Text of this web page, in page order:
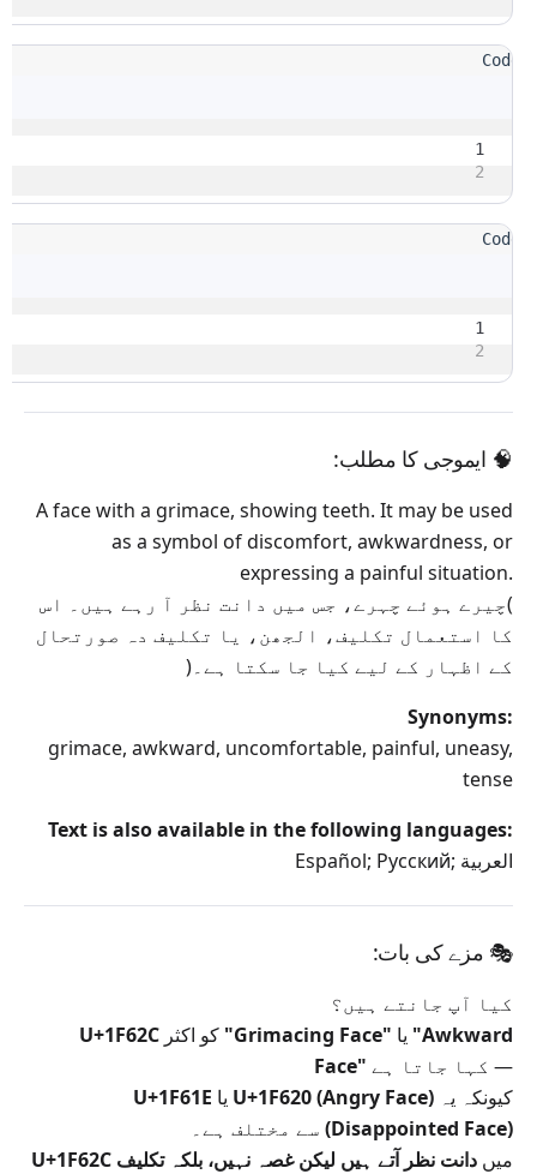
1
2
1
2
🧠 ایموجی کا مطلب:
A face with a grimace, showing teeth. It may be used
as a symbol of discomfort, awkwardness, or
expressing a painful situation.
(چیرے ہوئے چہرے، جس میں دانت نظر آ رہے ہیں۔ اس
کا استعمال تکلیف، الجھن، یا تکلیف دہ صورتحال
کے اظہار کے لیے کیا جا سکتا ہے۔)
Synonyms:
grimace, awkward, uncomfortable, painful, uneasy,
tense
Text is also available in the following languages:
Español; Русский; العربية
🎭 مزے کی بات:
کیا آپ جانتے ہیں؟
U+1F62C
"Grimacing Face"
"Awkward
Face"
کہا جاتا ہے —
کیونکہ یہ U+1F620 (Angry Face) یا U+1F61E
(Disappointed Face) سے مختلف ہے۔
U+1F62C
میں دانت نظر آتے ہیں لیکن غصہ نہیں، بلکہ تکلیف